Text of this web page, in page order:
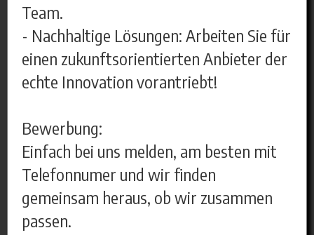
Team.
- Nachhaltige Lösungen: Arbeiten Sie für
einen zukunftsorientierten Anbieter der
echte Innovation vorantriebt!
Bewerbung:
Einfach bei uns melden, am besten mit
Telefonnumer und wir finden
gemeinsam heraus, ob wir zusammen
passen.